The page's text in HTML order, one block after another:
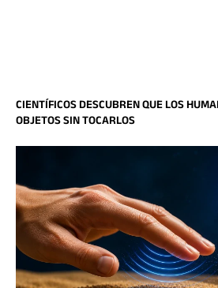
CIENTÍFICOS DESCUBREN QUE LOS
OBJETOS SIN TOCARLOS